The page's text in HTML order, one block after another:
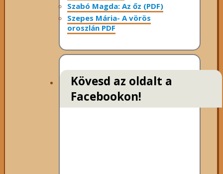
Szabó Magda: Az őz (PDF)
Szepes Mária- A vörös
oroszlán PDF
Kövesd az oldalt a
Facebookon!